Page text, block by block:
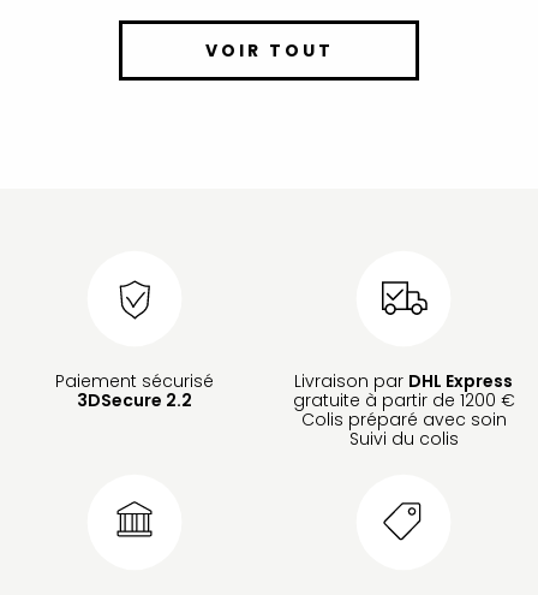
VOIR TOUT
Paiement sécurisé
3DSecure 2.2
Livraison par DHL Express
gratuite à partir de 1200 €
Colis préparé avec soin
Suivi du colis